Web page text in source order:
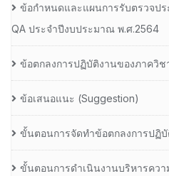
ข้อกำหนดและแผนการรับตรวจป
QA ประจำปีงบประมาณ พ.ศ.2564
ข้อตกลงการปฏิบัติงานของภาควิช
ข้อเสนอแนะ (Suggestion)
ขั้นตอนการจัดทำข้อตกลงการปฏิบั
ขั้นตอนการดำเนินงานบริหารคว